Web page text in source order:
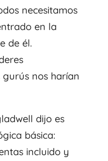
necesitamos
en la
de él.
nos harían
dijoes
básica:
incluido y